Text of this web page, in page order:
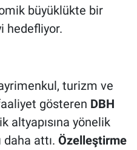
büyüklükte bir
hedefliyor.
turizm ve
gösteren DBH
altyapısına yönelik
daha attı. Özelleştirme